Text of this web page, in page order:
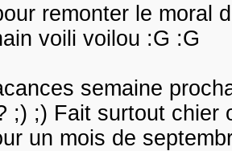
remonter le moral
voili voilou :G :G
semaine
;) ;) Fait surtout chier
un mois de